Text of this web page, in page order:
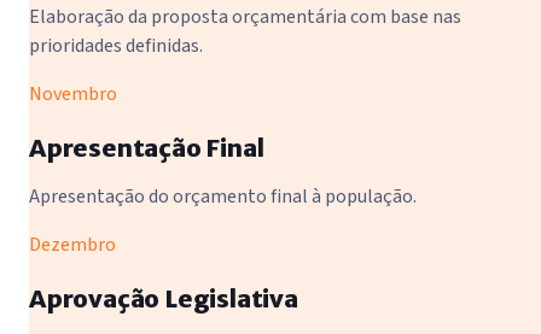
Elaboração da proposta orçamentária com base nas
prioridades definidas.
Novembro
Apresentação Final
Apresentação do orçamento final à população.
Dezembro
Aprovação Legislativa